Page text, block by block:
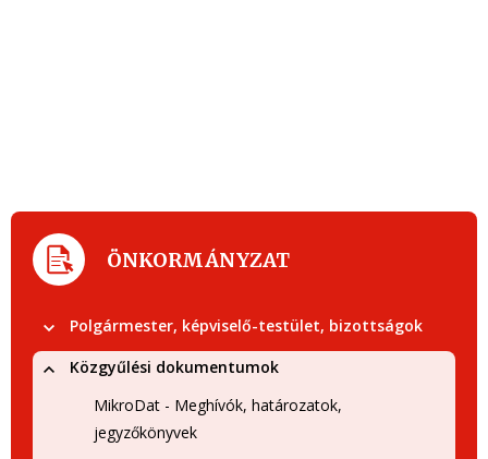
ÖNKORMÁNYZAT
Polgármester, képviselő-testület, bizottságok
Közgyűlési dokumentumok
MikroDat - Meghívók, határozatok,
jegyzőkönyvek